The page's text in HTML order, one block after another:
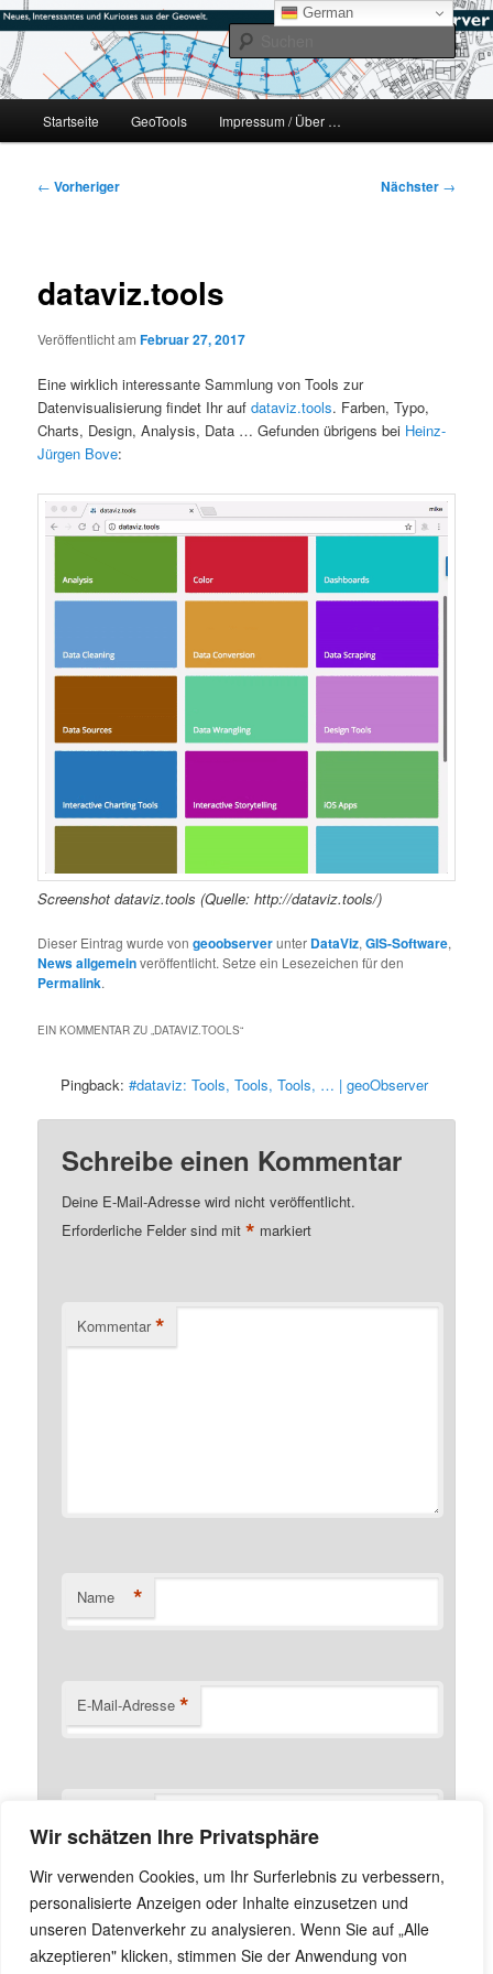
Wir schätzen Ihre Privatsphäre
Wir verwenden Cookies, um Ihr Surferlebnis zu verbessern,
personalisierte Anzeigen oder Inhalte einzusetzen und
unseren Datenverkehr zu analysieren. Wenn Sie auf „Alle
akzeptieren" klicken, stimmen Sie der Anwendung von
Zum
primären
Inhalt
springen#geoObserver
mikeE's GeoBlog
Startseite GeoTools Impressum / Über …
Beitragsnavigation
← Vorheriger Nächster →
dataviz.tools
Veröffentlicht amFebruar 27, 2017
Eine wirklich interessante Sammlung von Tools zur
Datenvisualisierung findet Ihr aufdataviz.tools. Farben, Typo,
Charts, Design, Analysis, Data … Gefunden übrigens bei Heinz-
Jürgen Bove:
Screenshot dataviz.tools (Quelle: http://dataviz.tools/)
Dieser Eintrag wurde vongeoobserverunter DataViz,GIS-Software,
News allgemeinveröffentlicht. Setze ein Lesezeichen für den
Permalink.
EIN KOMMENTAR ZU „DATAVIZ.TOOLS“
Pingback:#dataviz: Tools, Tools, Tools, … | geoObserver
Schreibe einen Kommentar
Deine E-Mail-Adresse wird nicht veröffentlicht.
Erforderliche Felder sind mit* markiert
Kommentar *
Name *
E-Mail-Adresse *
Name, E-Mail-Adresse und Website in diesem Browser
für meinen nächsten Kommentar speichern.
German